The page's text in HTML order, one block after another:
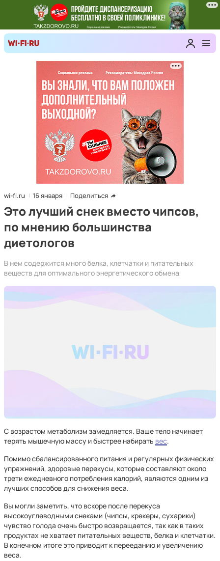
wi-fi.ru 16 января Поделиться
Это лучший снек вместо чипсов,
по мнению большинства
диетологов
В нем содержится много белка, клетчатки и питательных
веществ для оптимального энергетического обмена
С возрастом метаболизм замедляется. Ваше тело начинает
терять мышечную массу и быстрее набирать вес.
Помимо сбалансированного питания и регулярных физических
упражнений, здоровые перекусы, которые составляют около
трети ежедневного потребления калорий, являются одним из
лучших способов для снижения веса.
Вы могли заметить, что вскоре после перекуса
высокоуглеводными снеками (чипсы, крекеры, сухарики)
чувство голода очень быстро возвращается, так как в таких
продуктах не хватает питательных веществ, белка и клетчатки.
В конечном итоге это приводит к перееданию и увеличению
веса.